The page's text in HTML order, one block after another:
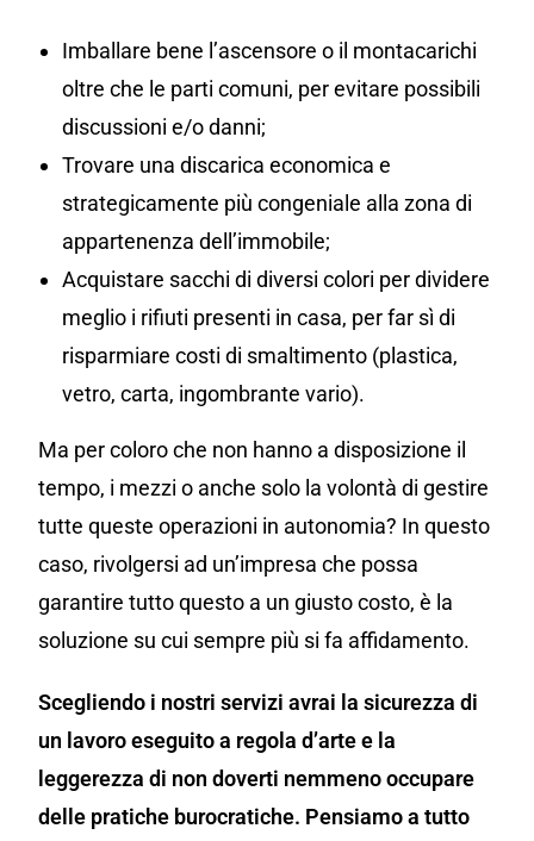
Imballare bene l’ascensore o il montacarichi
oltre che le parti comuni, per evitare possibili
discussioni e/o danni;
Trovare una discarica economica e
strategicamente più congeniale alla zona di
appartenenza dell’immobile;
Acquistare sacchi di diversi colori per dividere
meglio i rifiuti presenti in casa, per far sì di
risparmiare costi di smaltimento (plastica,
vetro, carta, ingombrante vario).
Ma per coloro che non hanno a disposizione il
tempo, i mezzi o anche solo la volontà di gestire
tutte queste operazioni in autonomia? In questo
caso, rivolgersi ad un’impresa che possa
garantire tutto questo a un giusto costo, è la
soluzione su cui sempre più si fa affidamento.
Scegliendo i nostri servizi avrai la sicurezza di
un lavoro eseguito a regola d’arte e la
leggerezza di non doverti nemmeno occupare
delle pratiche burocratiche. Pensiamo a tutto